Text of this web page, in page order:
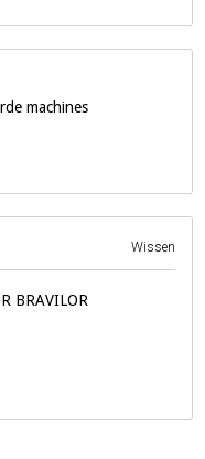
machines
Wissen
BRAVILOR